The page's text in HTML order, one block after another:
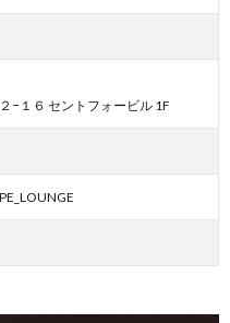
−１６ セントフォービル 1F